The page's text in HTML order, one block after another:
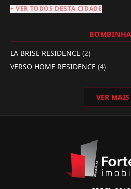
+ VER TODOS DESTA CIDADE
LA BRISE RESIDENCE (2)
VERSO HOME RESIDENCE (4)
VER MAIS